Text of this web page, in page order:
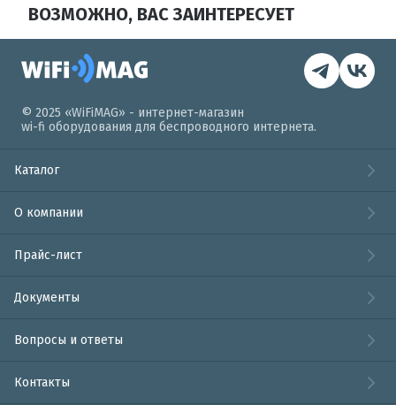
ВОЗМОЖНО, ВАС ЗАИНТЕРЕСУЕТ
© 2025 «WiFiMAG» - интернет-магазин
wi-fi оборудования для беспроводного интернета.
Каталог
О компании
Прайс-лист
Документы
Вопросы и ответы
Контакты